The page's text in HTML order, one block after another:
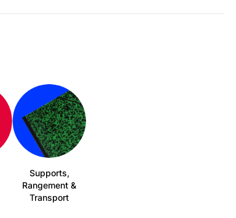
page
du
produit
Supports,
Rangement &
Transport